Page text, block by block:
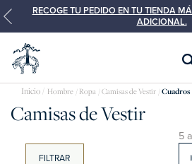
RECOGE TU PEDIDO EN TU TIENDA
ADICIONAL.
Camisas
de
vestir
Hombre Ropa Camisas de Vestir Cuadros
Camisas de Vestir
FILTRAR
5